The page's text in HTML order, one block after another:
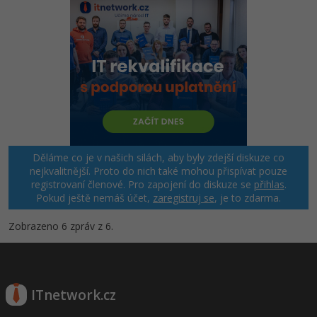
Děláme co je v našich silách, aby byly zdejší diskuze co
nejkvalitnější. Proto do nich také mohou přispívat pouze
registrovaní členové. Pro zapojení do diskuze se přihlas.
Pokud ještě nemáš účet, zaregistruj se, je to zdarma.
Zobrazeno 6 zpráv z 6.
ITnetwork.cz